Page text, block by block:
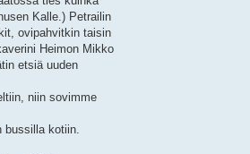
Kalle.) Petrailin
ovipahvitkin taisin
Heimon Mikko
etsiä uuden
niin sovimme
bussilla kotiin.